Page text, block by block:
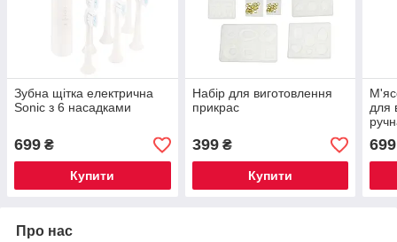
Зубна щітка електрична
Sonic з 6 насадками
699 ₴
Купити
Набір для виготовлення
прикрас
399₴
Купити
для
699
Про нас